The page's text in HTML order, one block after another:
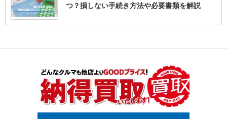
つ？損しない手続き方法や必要書類を解説